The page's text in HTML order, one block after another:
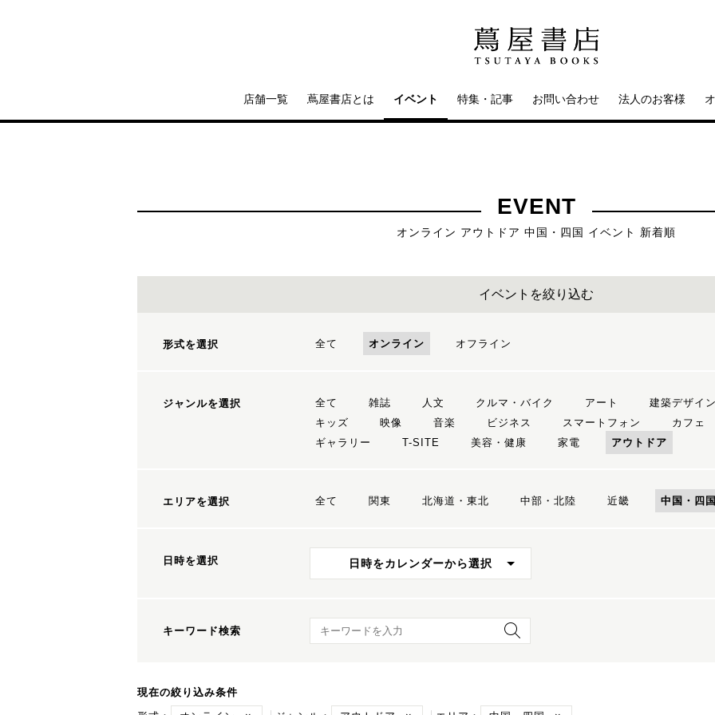
店舗一覧 蔦屋書店とは イベント 特集・記事 お問い合わせ 法人のお客様
EVENT
オンライン アウトドア 中国・四国 イベント 新着順
イベントを絞り込む
形式を選択 全て オンライン オフライン
ジャンルを選択 全て 雑誌 人文 クルマ・バイク アート 建築デザイン
キッズ
映像 音楽 ビジネス スマートフォン カフェ
ギャラリー
T-SITE 美容・健康 家電 アウトドア
エリアを選択 全て 関東 北海道・東北 中部・北陸 近畿 中国・四国
日時を選択 日時をカレンダーから選択
キーワード検索 キーワード検索
現在の絞り込み条件